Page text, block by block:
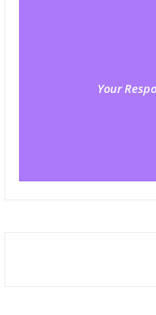
Your